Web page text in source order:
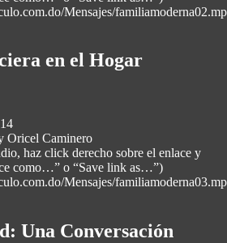
Mensajes/
en el Hogar
Oricel Caminero
haz click derecho sobre el enlace y
como…” o “Save link as…”)
Mensajes/
Una Conversación